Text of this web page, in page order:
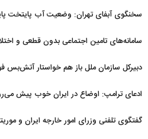
سخنگوی آبفای تهران: وضعیت آب پایتخت
سامانه‌های تامین اجتماعی بدون قطعی و
دبیرکل سازمان ملل باز هم خواستار آتش‌بس
ادعای ترامپ: اوضاع در ایران خوب پیش
گفتگوی تلفنی وزرای امور خارجه ایران و